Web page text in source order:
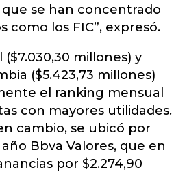
se han concentrado
como los FIC”, expresó.
millones) y
($5.423,73 millones)
el ranking mensual
con mayores utilidades.
cambio, se ubicó por
Bbva Valores, que en
por $2.274,90